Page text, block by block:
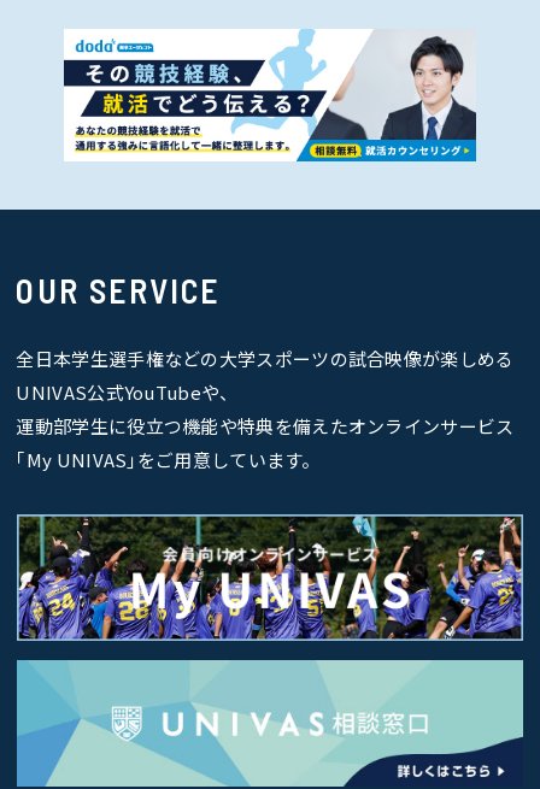
OUR SERVICE
全日本学生選手権などの大学スポーツの試合映像が楽しめる
UNIVAS公式YouTubeや、
運動部学生に役立つ機能や特典を備えたオンラインサービス
｢My UNIVAS｣をご用意しています。